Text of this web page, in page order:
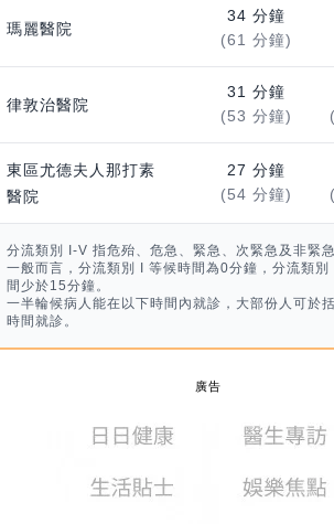
瑪麗醫院
34 分鐘
(61 分鐘)
律敦治醫院
31 分鐘
(53 分鐘)
東區尤德夫人那打素
醫院
27 分鐘
(54 分鐘)
分流類別 I-V 指危殆、危急、緊急、次緊急及非緊急
一般而言，分流類別 I 等候時間為0分鐘，分流類別
間少於15分鐘。
一半輪候病人能在以下時間內就診，大部份人可於
時間就診。
廣告